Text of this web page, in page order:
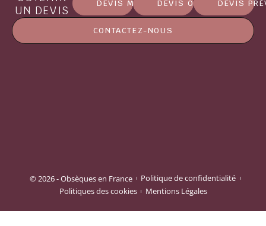
UN DEVIS
DEVIS MARBRERIEDEVIS OBSÈQUES
DEVIS
CONTACTEZ-NOUS
© 2026 - Obsèques en France
Politique de confidentialité
Politiques des cookies
Mentions Légales